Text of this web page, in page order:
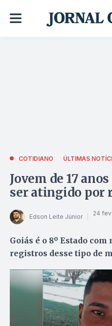
COTIDIANO ÚLTIMAS
Jovem de 17
ser atingido por
Edson Leite Júnior 24
Goiás é o 8º Estado
registros desse tipo de